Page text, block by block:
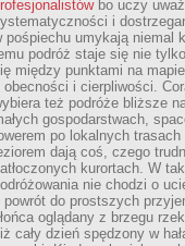
bo uczy
i
pośpiechu umykają niemal
podróż staje się nie
między punktami na
obecności i cierpliwości.
też podróże bliższe
gospodarstwach,
po lokalnych
dają coś, czego
kurortach. W
nie chodzi o
powrót do prostszych
oglądany z brzegu
cały dzień spędzony w